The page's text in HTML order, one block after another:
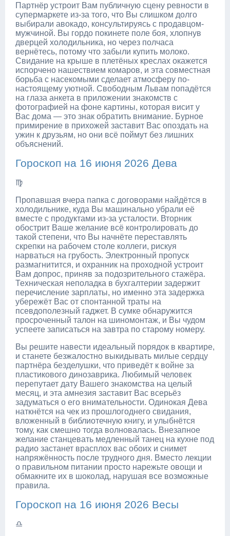
Партнёр устроит Вам публичную сцену ревности в
супермаркете из-за того, что Вы слишком долго
выбирали авокадо, консультируясь с продавцом-
мужчиной. Вы гордо покинете поле боя, хлопнув
дверцей холодильника, но через полчаса
вернётесь, потому что забыли купить молоко.
Свидание на крыше в плетёных креслах окажется
испорчено нашествием комаров, и эта совместная
борьба с насекомыми сделает атмосферу по-
настоящему уютной. Свободным Львам попадётся
на глаза анкета в приложении знакомств с
фотографией на фоне картины, которая висит у
Вас дома — это знак обратить внимание. Бурное
примирение в прихожей заставит Вас опоздать на
ужин к друзьям, но они всё поймут без лишних
объяснений.
Гороскоп на 16 июня 2026 Дева
♍
Пропавшая вчера папка с договорами найдётся в
холодильнике, куда Вы машинально убрали её
вместе с продуктами из-за усталости. Вторник
обострит Ваше желание всё контролировать до
такой степени, что Вы начнёте переставлять
скрепки на рабочем столе коллеги, рискуя
нарваться на грубость. Электронный пропуск
размагнитится, и охранник на проходной устроит
Вам допрос, приняв за подозрительного стажёра.
Техническая неполадка в бухгалтерии задержит
перечисление зарплаты, но именно эта задержка
убережёт Вас от спонтанной траты на
псевдополезный гаджет. В сумке обнаружится
просроченный талон на шиномонтаж, и Вы чудом
успеете записаться на завтра по старому номеру.
Вы решите навести идеальный порядок в квартире,
и станете безжалостно выкидывать милые сердцу
партнёра безделушки, что приведёт к войне за
пластикового динозаврика. Любимый человек
перепутает дату Вашего знакомства на целый
месяц, и эта амнезия заставит Вас всерьёз
задуматься о его внимательности. Одинокая Дева
наткнётся на чек из прошлогоднего свидания,
вложенный в библиотечную книгу, и улыбнётся
тому, как смешно тогда волновалась. Внезапное
желание станцевать медленный танец на кухне под
радио застанет врасплох вас обоих и снимет
напряжённость после трудного дня. Вместо лекции
о правильном питании просто нарежьте овощи и
обмакните их в шоколад, нарушая все возможные
правила.
Гороскоп на 16 июня 2026 Весы
♎